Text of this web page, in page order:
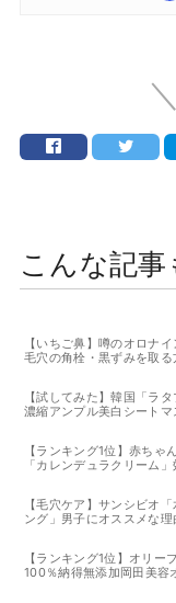
こんな記
【いちご鼻】噂のオロナ
毛穴の角栓・黒ずみを取る
【試してみた】韓国「ラ
濃縮アンプル美白シートマ
【ランキング1位】赤ちゃ
「カレンデュラクリーム」
【毛穴ケア】サンシビオ
ング」男子にオススメな理
【ランキング1位】オリー
100％納得無添加岡田美容